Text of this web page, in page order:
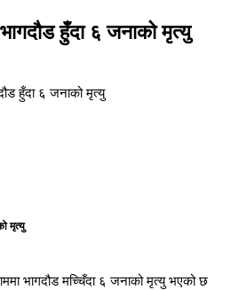
भागदौड हुँदा ६ जनाको मृत्यु
हुँदा ६ जनाको मृत्यु
मृत्यु
भागदौड मच्चिँदा ६ जनाको मृत्यु भएको छ